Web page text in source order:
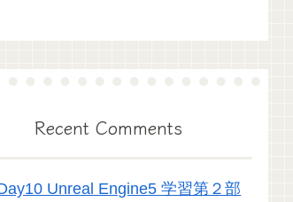
Recent Comments
Unreal Engine5 学習第２部